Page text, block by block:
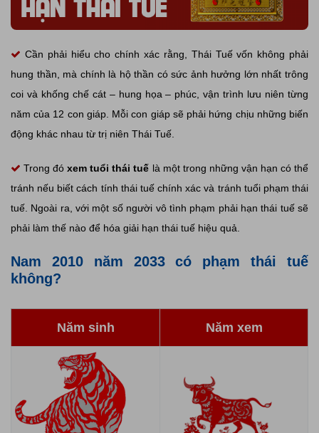
Cần phải hiểu cho chính xác rằng, Thái Tuế vốn không phải
hung thần, mà chính là hộ thần có sức ảnh hưởng lớn nhất trông
coi và khống chế cát – hung họa – phúc, vận trình lưu niên từng
năm của 12 con giáp. Mỗi con giáp sẽ phải hứng chịu những biến
động khác nhau từ trị niên Thái Tuế.
Trong đóxem tuổi thái tuế là một trong những vận hạn có thể
tránh nếu biết cách tính thái tuế chính xác và tránh tuổi phạm thái
tuế. Ngoài ra, với một số người vô tình phạm phải hạn thái tuế sẽ
phải làm thế nào để hóa giải hạn thái tuế hiệu quả.
Nam 2010 năm 2033 có phạm thái tuế
không?
Năm sinh Năm xem